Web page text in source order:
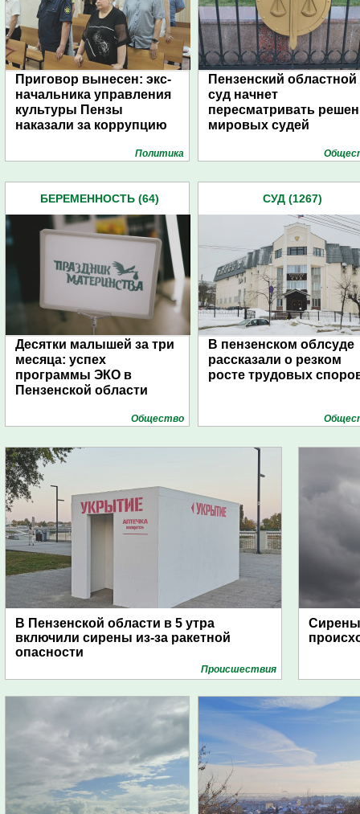
Приговор вынесен: экс-
начальника управления
культуры Пензы
наказали за коррупцию
Политика
Пензенский областной
суд начнет
пересматривать
мировых судей
БЕРЕМЕННОСТЬ (64)
Десятки малышей за три
месяца: успех
программы ЭКО в
Пензенской области
Общество
СУД (1267)
В пензенском облсуде
рассказали о резком
росте трудовых
В Пензенской области в 5 утра
включили сирены из-за ракетной
опасности
Проиcшествия
Сирены